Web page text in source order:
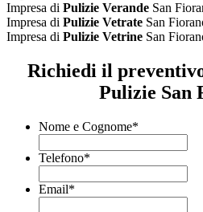
Impresa di Pulizie Verande San
Impresa di Pulizie Vetrate San
Impresa di Pulizie Vetrine San
Richiedi il
Pulizie San
Nome e Cognome*
Telefono*
Email*